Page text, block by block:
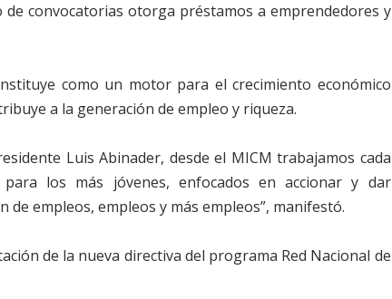
convocatorias otorga préstamos a emprendedores y
como un motor para el crecimiento económico
a la generación de empleo y riqueza.
Luis Abinader, desde el MICM trabajamos cada
los más jóvenes, enfocados en accionar y dar
empleos, empleos y más empleos”, manifestó.
de la nueva directiva del programa Red Nacional de